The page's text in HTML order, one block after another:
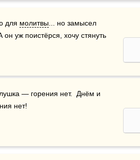
для молитвы ... но замысел
уж поистёрся, хочу стянуть
нет!